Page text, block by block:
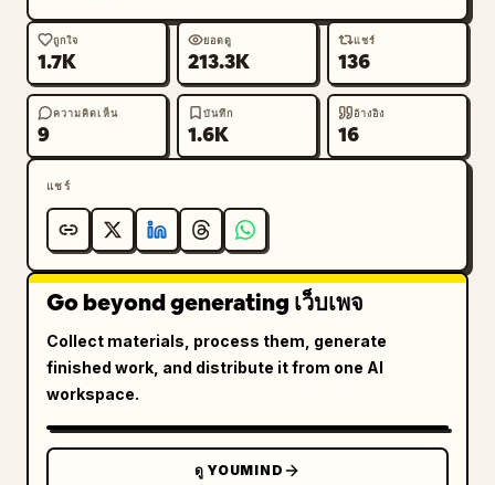
ถูกใจ
1.7K
ยอดดู
213.3K
แชร์
136
ความคิดเห็น
9
บันทึก
1.6K
อ้างอิง
16
แชร์
Go beyond generating เว็บเพจ
Collect materials, process them, generate
finished work, and distribute it from one AI
workspace.
ดู YOUMIND